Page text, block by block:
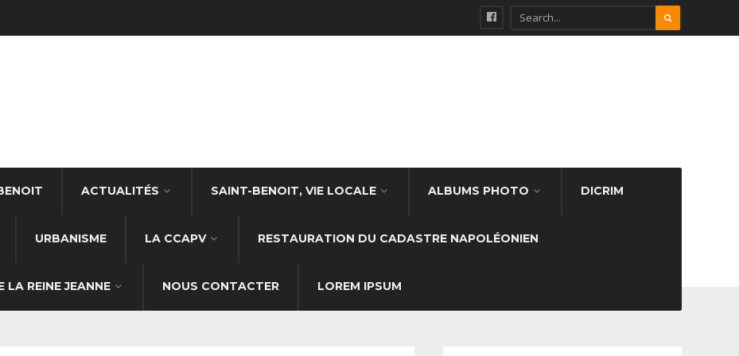
ACTUALITÉS SAINT-BENOIT, VIE LOCALE ALBUMS PHOTO DICRIM
URBANISME LA CCAPV RESTAURATION DU CADASTRE NAPOLÉONIEN
REINE JEANNE NOUS CONTACTER LOREM IPSUM